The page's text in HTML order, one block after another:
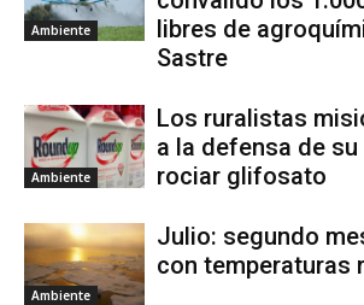
Ambiente
libres de
Sastre
Ambiente
Los ruralistas
a la defensa de
rociar glifosato
Ambiente
Julio: segundo
con temperaturas